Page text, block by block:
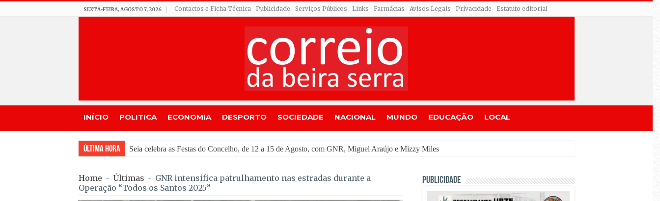
SEXTA-FEIRA, AGOSTO 7, 2026 Contactos e Ficha Técnica Publicidade Serviços Públicos Links Farmácias Avisos Legais Privacidade Estatuto editorial
INÍCIO POLITICA ECONOMIA DESPORTO SOCIEDADE NACIONAL MUNDO EDUCAÇÃO LOCAL
Última Hora GNR de Gouveia desmantelou
Home - Últimas - GNR intensifica patrulhamento nas estradas durante a
Operação “Todos os Santos 2025”
PUBLICIDADE